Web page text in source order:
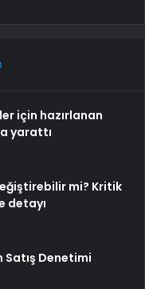
için hazırlanan
yarattı
mi? Kritik
detayı
Satış Denetimi